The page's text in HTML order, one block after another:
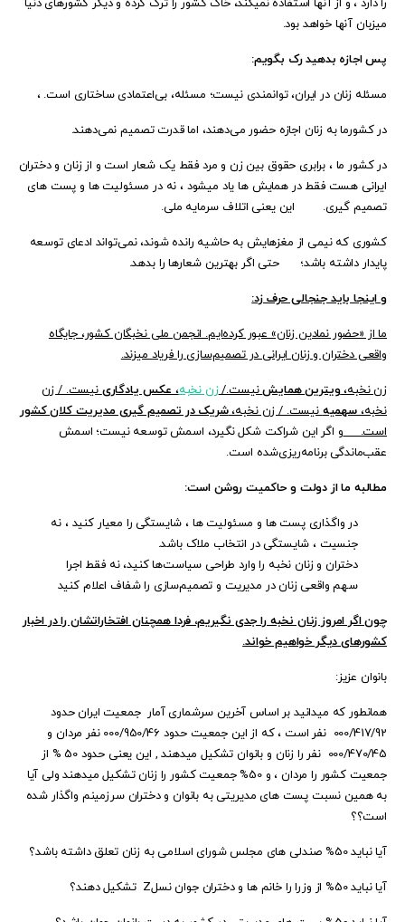
را دارد ، و از آنها استفاده نمیکند، خاک کشور را ترک کرده و دیگر کشورهای دنیا
میزبان آنها خواهد بود.
پس اجازه بدهید رک بگویم:
مسئله زنان در ایران، توانمندی نیست؛ مسئله، بی‌اعتمادی ساختاری است. ،
در کشورما به زنان اجازه حضور می‌دهند، اما قدرت تصمیم نمی‌دهند.
در کشور ما ، برابری حقوق بین زن و مرد فقط یک شعار است و از زنان و دختران
ایرانی هست فقط در همایش ها یاد میشود ، نه در مسئولیت ها و پست های
تصمیم گیری. این یعنی اتلاف سرمایه ملی.
کشوری که نیمی از مغزهایش به حاشیه رانده شوند، نمی‌تواند ادعای توسعه
پایدار داشته باشد؛ حتی اگر بهترین شعارها را بدهد.
و اینجا باید جنجالی حرف زد:
ما از «حضور نمادین زنان» عبور کرده‌ایم. انجمن ملی نخبگان کشور، جایگاه
واقعی دختران و زنان ایرانی در تصمیم‌سازی را فریاد میزند.
زن نخبه،ویترین همایشنیست./زن نخبه،عکس یادگارینیست. / زن
نخبه،سهمیهنیست. / زن نخبه،شریک در تصمیم گیری مدیریت کلان کشور
است.و اگر این شراکت شکل نگیرد، اسمش توسعه نیست؛ اسمش
عقب‌ماندگی برنامه‌ریزی‌شده است.
مطالبه ما از دولت و حاکمیت روشن است:
در واگذاری پست ها و مسئولیت ها ، شایستگی را معیار کنید ، نه
جنسیت ، شایستگی در انتخاب ملاک باشد.
دختران و زنان نخبه را وارد طراحی سیاست‌ها کنید، نه فقط اجرا
سهم واقعی زنان در مدیریت و تصمیم‌سازی را شفاف اعلام کنید
چون اگر امروز زنان نخبه را جدی نگیریم، فردا همچنان افتخاراتشان را در اخبار
کشورهای دیگر خواهیم خواند.
بانوان عزیز:
همانطور که میدانید بر اساس آخرین سرشماری آمار جمعیت ایران حدود
000/417/92 نفر است ، که از این جمعیت حدود 000/950/46 نفر مردان و
000/470/45 نفر را زنان و بانوان تشکیل میدهند , این یعنی حدود 50 % از
جمعیت کشور را مردان ، و 50% جمعیت کشور را زنان تشکیل میدهند ولی آیا
به همین نسبت پست های مدیریتی به بانوان و دختران سرزمینم واگذار شده
است؟؟
آیا نباید 50% صندلی های مجلس شورای اسلامی به زنان تعلق داشته باشد؟
آیا نباید 50% از وزرا را خانم ها و دختران جوان نسلZ تشکیل دهند؟